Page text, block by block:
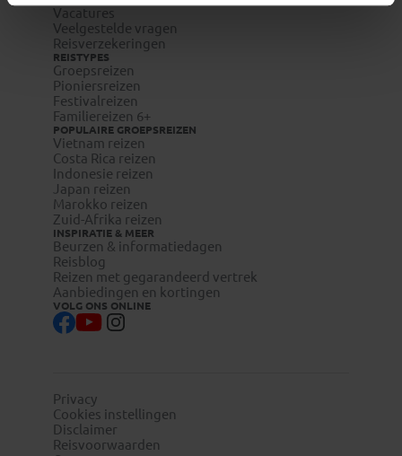
Vacatures
Veelgestelde vragen
Reisverzekeringen
REISTYPES
Groepsreizen
Pioniersreizen
Festivalreizen
Familiereizen 6+
POPULAIRE GROEPSREIZEN
Vietnam reizen
Costa Rica reizen
Indonesie reizen
Japan reizen
Marokko reizen
Zuid-Afrika reizen
INSPIRATIE & MEER
Beurzen & informatiedagen
Reisblog
Reizen met gegarandeerd vertrek
Aanbiedingen en kortingen
VOLG ONS ONLINE
Privacy
Cookies instellingen
Disclaimer
Reisvoorwaarden